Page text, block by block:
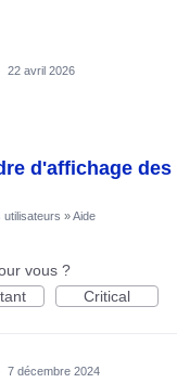
22 avril 2026
d'affichage
utilisateurs »Aide
vous ?
Critical
7 décembre 2024